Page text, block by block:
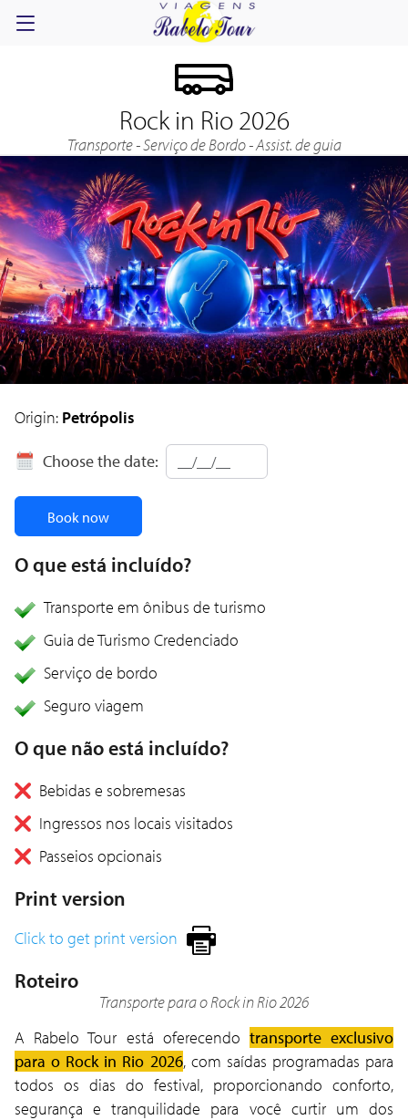
Rock in Rio 2026
Transporte - Serviço de Bordo - Assist. de guia
Origin: Petrópolis
Choose the date:
Book now
O que está incluído?
Transporte em ônibus de turismo
Guia de Turismo Credenciado
Serviço de bordo
Seguro viagem
O que não está incluído?
Bebidas e sobremesas
Ingressos nos locais visitados
Passeios opcionais
Print version
Click to get print version
Roteiro
Transporte para o Rock in Rio 2026
A Rabelo Tour está oferecendo transporte exclusivo
para o Rock in Rio 2026, com saídas programadas para
todos os dias do festival, proporcionando conforto,
segurança e tranquilidade para você curtir um dos